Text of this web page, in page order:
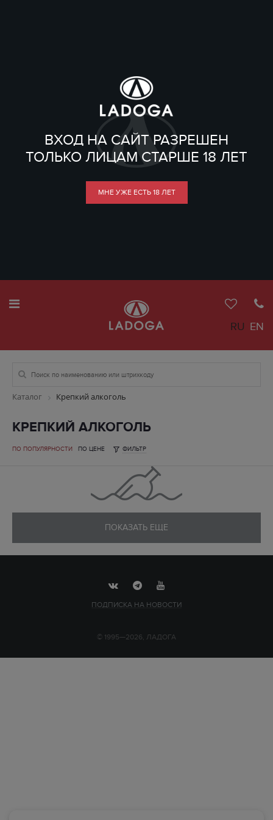
ВХОД НА САЙТ РАЗРЕШЕН
ТОЛЬКО ЛИЦАМ СТАРШЕ 18 ЛЕТ
МНЕ УЖЕ ЕСТЬ 18 ЛЕТ
RU EN
Каталог Крепкий алкоголь
КРЕПКИЙ АЛКОГОЛЬ
ПО ПОПУЛЯРНОСТИ ПО ЦЕНЕ ФИЛЬТР
ПОКАЗАТЬ ЕЩЕ
ПОДПИСКА НА НОВОСТИ
© 1995—2026, ЛАДОГА